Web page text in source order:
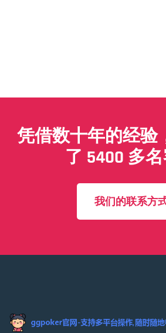
凭借数十年的经验
了 5400 多
我们的联系方